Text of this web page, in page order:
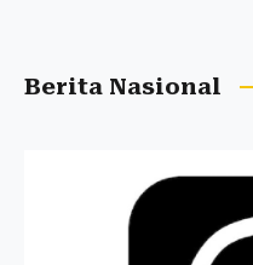
Berita Nasional